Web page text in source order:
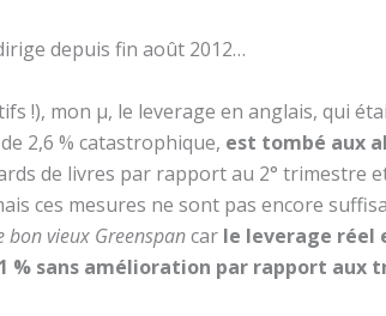
depuis fin août 2012…
!), mon µ, le leverage en anglais, qui
2,6 % catastrophique, est tombé aux
de livres par rapport au 2° trimestre
ces mesures ne sont pas encore
bon vieux Greenspancar le leverage réel
% sans amélioration par rapport aux